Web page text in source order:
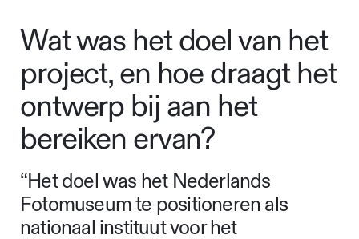
Wat was het doel van het
project, en hoe draagt het
ontwerp bij aan het
bereiken ervan?
“Het doel was het Nederlands
Fotomuseum te positioneren als
nationaal instituut voor het